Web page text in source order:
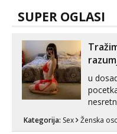
SUPER OGLASI
u
Kategorija: Sex Ženska